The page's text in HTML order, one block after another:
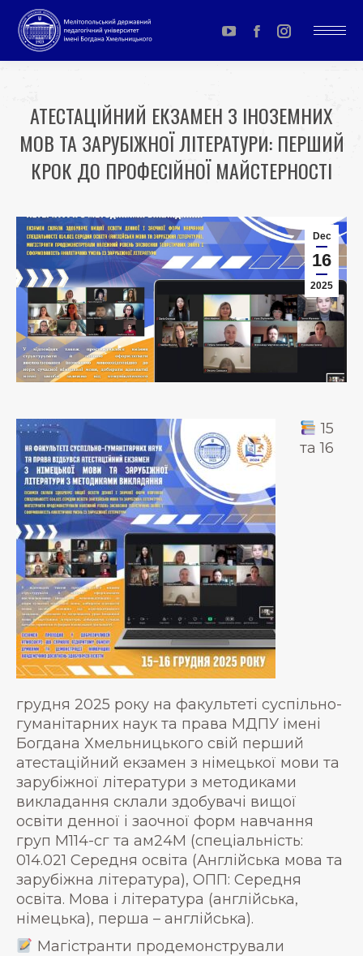
YouTube
page
in
new
window
Facebook
page
in
new
window
Instagram
page
in
new
window
АТЕСТАЦІЙНИЙ ЕКЗАМЕН З ІНОЗЕМНИХ
МОВ ТА ЗАРУБІЖНОЇ ЛІТЕРАТУРИ: ПЕРШИЙ
КРОК ДО ПРОФЕСІЙНОЇ МАЙСТЕРНОСТІ
Dec
16
2025
15
та 16
грудня 2025 року на факультеті суспільно-
гуманітарних наук та права МДПУ імені
Богдана Хмельницького свій перший
атестаційний екзамен з німецької мови та
зарубіжної літератури з методиками
викладання склали здобувачі вищої
освіти денної і заочної форм навчання
груп М114-сг та ам24М (спеціальність:
014.021 Середня освіта (Англійська мова та
зарубіжна література), ОПП: Середня
освіта. Мова і література (англійська,
німецька), перша – англійська).
Магістранти продемонстрували